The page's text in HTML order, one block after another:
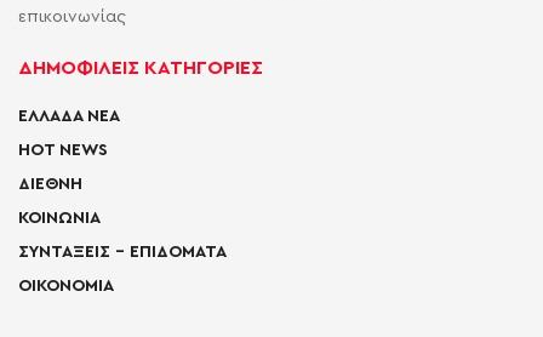
επικοινωνίας
ΔΗΜΟΦΙΛΕΙΣ ΚΑΤΗΓΟΡΙΕΣ
ΕΛΛΑΔΑ ΝΕΑ
HOT NEWS
ΔΙΕΘΝΗ
ΚΟΙΝΩΝΙΑ
ΣΥΝΤΑΞΕΙΣ – ΕΠΙΔΟΜΑΤΑ
ΟΙΚΟΝΟΜΙΑ